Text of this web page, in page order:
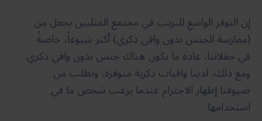
إن التوفر الواسع للبريب في مجتمع المثليين يجعل من
(ممارسة الجنس بدون واقي ذكري) أكثر شيوعاً، خاصةً
في حفلاتنا، عادة ما يكون هناك جنس بدون واقي ذكري.
ومع ذلك، لدينا واقيات ذكرية متوفرة، ونطلب من
ضيوفنا إظهار الاحترام عندما يرغب شخص ما في
استخدامها